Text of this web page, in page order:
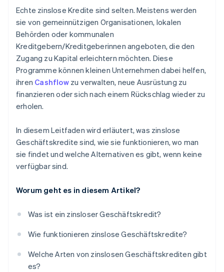
Echte zinslose Kredite sind selten. Meistens werden
sie von gemeinnützigen Organisationen, lokalen
Behörden oder kommunalen
Kreditgebern/Kreditgeberinnen angeboten, die den
Zugang zu Kapital erleichtern möchten. Diese
Programme können kleinen Unternehmen dabei helfen,
ihren Cashflowzu verwalten, neue Ausrüstung zu
finanzieren oder sich nach einem Rückschlag wieder zu
erholen.
In diesem Leitfaden wird erläutert, was zinslose
Geschäftskredite sind, wie sie funktionieren, wo man
sie findet und welche Alternativen es gibt, wenn keine
verfügbar sind.
Worum geht es in diesem Artikel?
Was ist ein zinsloser Geschäftskredit?
Wie funktionieren zinslose Geschäftskredite?
Welche Arten von zinslosen Geschäftskrediten gibt
es?